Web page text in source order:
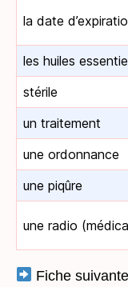
la date
les huiles
stérile
un traitement
une ordonnance
une piqûre
une radio
Fiche